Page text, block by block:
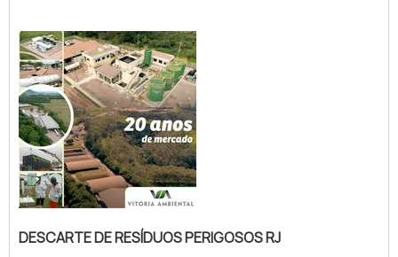
descobrindo a melhor referência em
qualidade do mercado.Quando a questão é
descarte de resíduos perigosos mg, com a
equipe da Vitória Ambiental conseguirá
proteção com comp...
DESCARTE DE RESÍDUOS PERIGOSOS RJ